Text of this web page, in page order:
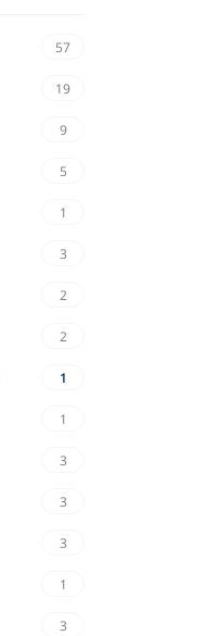
57
19
9
5
1
3
2
2
1
1
3
3
3
1
3